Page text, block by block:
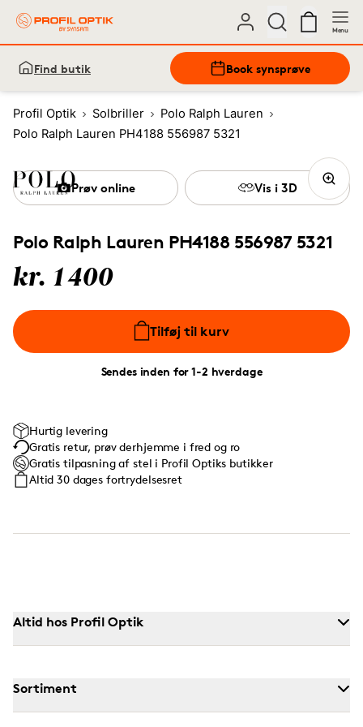
Menu
Find butik Book synsprøve
Profil Optik Solbriller
Polo Ralph Lauren
Polo Ralph Lauren PH4188 556987 5321
Polo Ralph Lauren PH4188 556987 5321
kr. 1400
Tilføj til kurv
Sendes inden for 1-2 hverdage
Prøv online Vis i 3D
Hurtig levering
Gratis retur, prøv derhjemme i fred og ro
Gratis tilpasning af stel i Profil Optiks butikker
Altid 30 dages fortrydelsesret
Altid hos Profil Optik
Sortiment